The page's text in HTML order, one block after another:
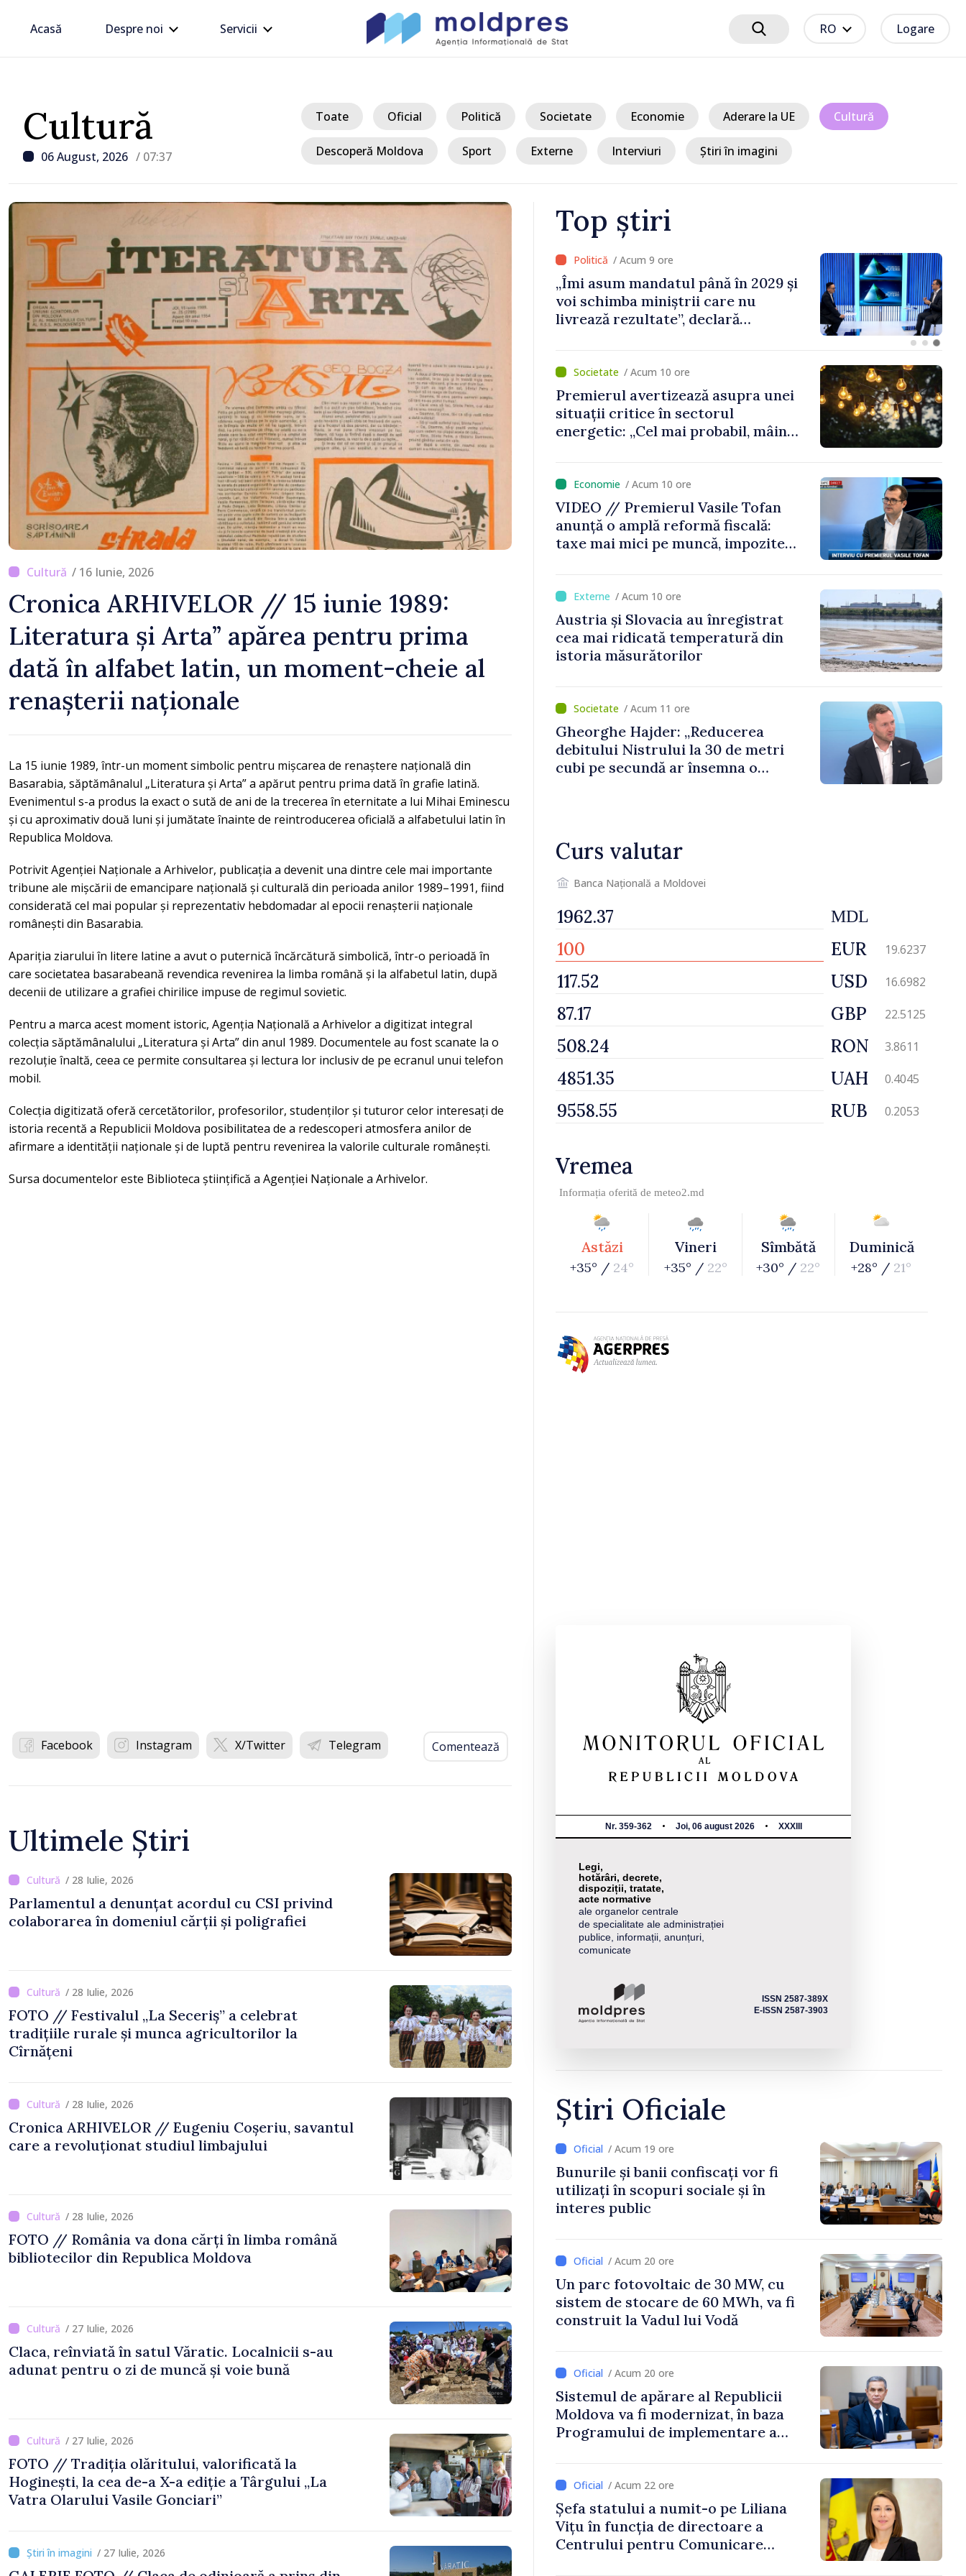
Acasă Despre noi Servicii RO Logare
Cultură
06 August, 2026 / 07:37
Toate Oficial Politică Societate Economie Aderare la UE Cultură
Descoperă Moldova Sport Externe Interviuri Știri în imagini
/ 16 Iunie, 2026
Cronica ARHIVELOR // 15 iunie 1989:
Literatura și Arta” apărea pentru prima
dată în alfabet latin, un moment-cheie al
renașterii naționale
La 15 iunie 1989, într-un moment simbolic pentru mișcarea de renaștere națională din
Basarabia, săptămânalul „Literatura și Arta” a apărut pentru prima dată în grafie latină.
Evenimentul s-a produs la exact o sută de ani de la trecerea în eternitate a lui Mihai Eminescu
și cu aproximativ două luni și jumătate înainte de reintroducerea oficială a alfabetului latin în
Republica Moldova.
Potrivit Agenției Naționale a Arhivelor, publicația a devenit una dintre cele mai importante
tribune ale mișcării de emancipare națională și culturală din perioada anilor 1989–1991, fiind
considerată cel mai popular și reprezentativ hebdomadar al epocii renașterii naționale
românești din Basarabia.
Apariția ziarului în litere latine a avut o puternică încărcătură simbolică, într-o perioadă în
care societatea basarabeană revendica revenirea la limba română și la alfabetul latin, după
decenii de utilizare a grafiei chirilice impuse de regimul sovietic.
Pentru a marca acest moment istoric, Agenția Națională a Arhivelor a digitizat integral
colecția săptămânalului „Literatura și Arta” din anul 1989. Documentele au fost scanate la o
rezoluție înaltă, ceea ce permite consultarea și lectura lor inclusiv de pe ecranul unui telefon
mobil.
Colecția digitizată oferă cercetătorilor, profesorilor, studenților și tuturor celor interesați de
istoria recentă a Republicii Moldova posibilitatea de a redescoperi atmosfera anilor de
afirmare a identității naționale și de luptă pentru revenirea la valorile culturale românești.
Sursa documentelor este Biblioteca științifică a Agenției Naționale a Arhivelor.
Facebook Instagram X/Twitter Telegram Comentează
Ultimele Știri
/ 28 Iulie, 2026
Parlamentul a denunțat acordul cu CSI privind
colaborarea în domeniul cărții și poligrafiei
/ 28 Iulie, 2026
FOTO // Festivalul „La Seceriș” a celebrat
tradițiile rurale și munca agricultorilor la
Cîrnățeni
/ 28 Iulie, 2026
Cronica ARHIVELOR // Eugeniu Coșeriu, savantul
care a revoluționat studiul limbajului
/ 28 Iulie, 2026
FOTO // România va dona cărți în limba română
bibliotecilor din Republica Moldova
/ 27 Iulie, 2026
Claca, reînviată în satul Văratic. Localnicii s-au
adunat pentru o zi de muncă și voie bună
/ 27 Iulie, 2026
FOTO // Tradiția olăritului, valorificată la
Hoginești, la cea de-a X-a ediție a Târgului „La
Vatra Olarului Vasile Gonciari”
/ 27 Iulie, 2026
Top știri
/ Acum 9 ore
Criza carburanților: Vasile Tofan
anunță că România va sprijini
Republica Moldova
/ Acum 9 ore
„Îmi asum mandatul până în 2029 și
voi schimba miniștrii care nu
livrează rezultate”, declară
/ Acum 10 ore
Premierul avertizează asupra unei
situații critice în sectorul
energetic: „Cel mai probabil, mâine
/ Acum 10 ore
VIDEO // Premierul Vasile Tofan
anunță o amplă reformă fiscală:
taxe mai mici pe muncă, impozite
/ Acum 10 ore
Austria și Slovacia au înregistrat
cea mai ridicată temperatură din
istoria măsurătorilor
/ Acum 11 ore
Gheorghe Hajder: „Reducerea
debitului Nistrului la 30 de metri
cubi pe secundă ar însemna o
Curs valutar
Banca Națională a Moldovei
MDL
EUR 19.6237
USD 16.6982
GBP 22.5125
RON 3.8611
UAH 0.4045
RUB 0.2053
Vremea
Informația oferită de meteo2.md
Astăzi
+35° / 24°
Vineri
+35° / 22°
Sîmbătă
+30° / 22°
Duminică
+28° / 21°
Nr. 359-362 Joi, 06 august 2026 XXXIII
Legi,
hotărâri, decrete,
dispoziții, tratate,
acte normative
ale organelor centrale
de specialitate ale administrației
publice, informații, anunțuri,
comunicate
ISSN 2587-389X
E-ISSN 2587-3903
Știri Oficiale
/ Acum 19 ore
Bunurile și banii confiscați vor fi
utilizați în scopuri sociale și în
interes public
/ Acum 20 ore
Un parc fotovoltaic de 30 MW, cu
sistem de stocare de 60 MWh, va fi
construit la Vadul lui Vodă
/ Acum 20 ore
Sistemul de apărare al Republicii
Moldova va fi modernizat, în baza
Programului de implementare a
/ Acum 22 ore
Șefa statului a numit-o pe Liliana
Vițu în funcția de directoare a
Centrului pentru Comunicare